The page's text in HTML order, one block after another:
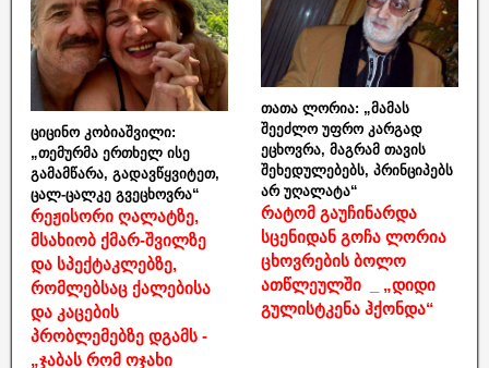
ციცინო კობიაშვილი:
„თემურმა ერთხელ ისე
გამამწარა, გადავწყვიტეთ,
ცალ-ცალკე გვეცხოვრა“
რეჟისორი ღალატზე,
მსახიობ ქმარ-შვილზე
და სპექტაკლებზე,
რომლებსაც ქალებისა
და კაცების
პრობლემებზე დგამს -
„ჯაბას რომ ოჯახი
თათა ლორია: „მამას
შეეძლო უფრო კარგად
ეცხოვრა, მაგრამ თავის
შეხედულებებს, პრინციპებს
არ უღალატა“
რატომ გაუჩინარდა
სცენიდან გოჩა ლორია
ცხოვრების ბოლო
ათწლეულში _ „დიდი
გულისტკენა ჰქონდა“